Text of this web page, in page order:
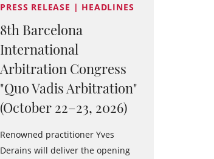
PRESS RELEASE | HEADLINES
8th Barcelona
International
Arbitration Congress
"Quo Vadis Arbitration"
(October 22–23, 2026)
Renowned practitioner Yves
Derains will deliver the opening